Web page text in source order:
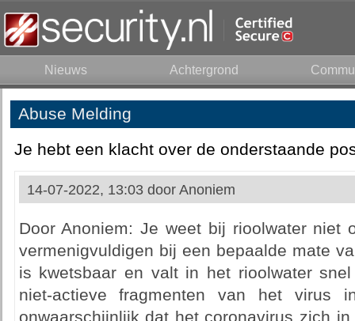
Nieuws Achtergrond
Abuse Melding
Je hebt een klacht over de onderstaande
14-07-2022, 13:03 door Anoniem
Door Anoniem: Je weet bij rioolwater niet
vermenigvuldigen bij een bepaalde mate
is kwetsbaar en valt in het rioolwater
niet-actieve fragmenten van het virus
onwaarschijnlijk dat het coronavirus zich